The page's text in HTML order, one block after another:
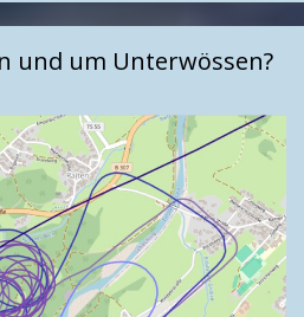
und um Unterwössen?